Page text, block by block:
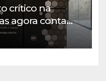
crítico na
agora conta
tecnológica e